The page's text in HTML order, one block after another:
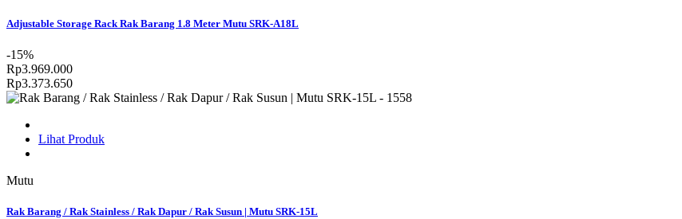
Adjustable Storage Rack Rak Barang 1.8 Meter Mutu SRK-A18L
-15%
Rp3.969.000
Rp3.373.650
Lihat Produk
Mutu
Rak Barang / Rak Stainless / Rak Dapur / Rak Susun | Mutu SRK-15L